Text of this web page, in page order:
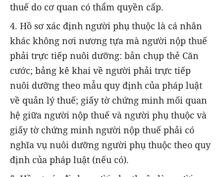
thuế do cơ quan có thẩm quyền cấp.
4. Hồ sơ xác định người phụ thuộc là cá nhân
khác không nơi nương tựa mà người nộp thuế
phải trực tiếp nuôi dưỡng: bản chụp thẻ Căn
cước; bảng kê khai về người phải trực tiếp
nuôi dưỡng theo mẫu quy định của pháp luật
về quản lý thuế; giấy tờ chứng minh mối quan
hệ giữa người nộp thuế và người phụ thuộc và
giấy tờ chứng minh người nộp thuế phải có
nghĩa vụ nuôi dưỡng người phụ thuộc theo quy
định của pháp luật (nếu có).